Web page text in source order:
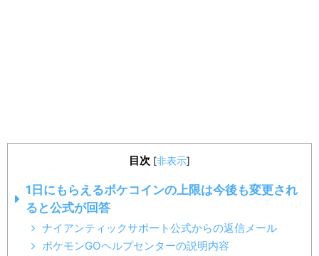
目次 [非表示]
1日にもらえるポケコインの上限は今後も変更され
ると公式が回答
ナイアンティックサポート公式からの返信メール
ポケモンGOヘルプセンターの説明内容